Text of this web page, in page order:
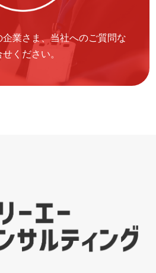
業さま、当社へのご質問な
ください。